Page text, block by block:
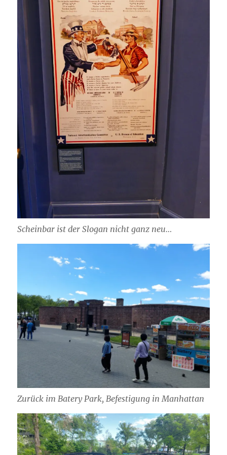
Scheinbar ist der Slogan nicht ganz neu…
Zurück im Batery Park, Befestigung in Manhattan